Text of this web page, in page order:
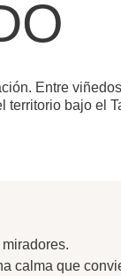
Entre
territorio bajo el
calma que